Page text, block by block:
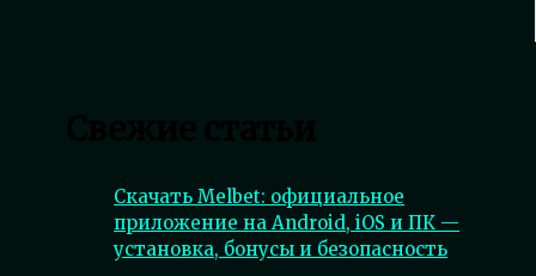
Скачать Melbet: официальное
приложение на Android, iOS и ПК —
установка, бонусы и безопасность